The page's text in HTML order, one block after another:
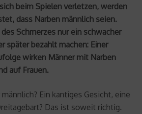
beim Spielen verletzen, werden
dass Narben männlich seien.
Schmerzes nur ein schwacher
später bezahlt machen: Einer
wirken Männer mit Narben
auf Frauen.
Ein kantiges Gesicht, eine
Das ist soweit richtig.